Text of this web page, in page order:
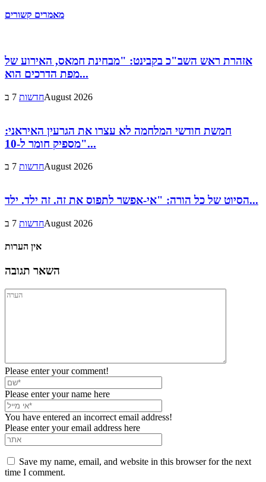
מאמרים קשורים
אזהרת ראש השב"כ בקבינט: "מבחינת חמאס, האירוע של
מפת הדרכים הוא...
חדשות7 בAugust 2026
חמשת חודשי המלחמה לא עצרו את הגרעין האיראני:
"מספיק חומר ל-10...
חדשות7 בAugust 2026
הסיוט של כל הורה: "אי-אפשר לתפוס את זה. זה ילד. ילד...
חדשות7 בAugust 2026
אין הערות
השאר תגובה
Please enter your comment!
Please enter your name here
You have entered an incorrect email address!
Please enter your email address here
Save my name, email, and website in this browser for the next
time I comment.